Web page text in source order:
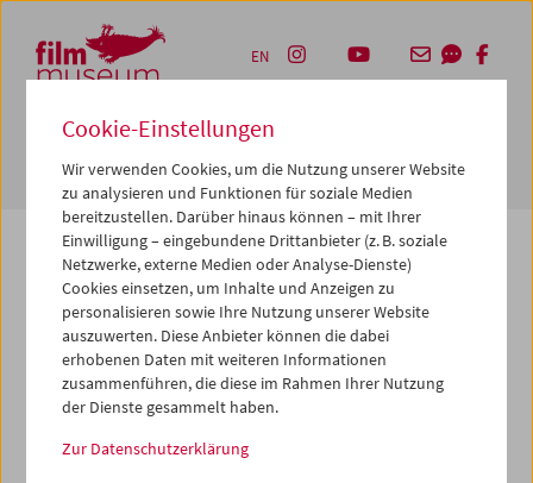
Zum Inhalt
Zum Hauptmenü
Zur Servicenavigation
Zum Suche
EN
Die von Ihnen angeforderte Seite konnte nicht
gefunden werden.
Gründe dafür könnten sein, dass Sie eine falsche oder
veraltete URL aufgerufen haben – bitte überprüfen Sie
Seite archiviert, verschoben oder umbenannt.
Cookie-Einstellungen
Wir verwenden Cookies, um die Nutzung unserer Website
zu analysieren und Funktionen für soziale Medien
bereitzustellen. Darüber hinaus können – mit Ihrer
Einwilligung – eingebundene Drittanbieter (z. B. soziale
Netzwerke, externe Medien oder Analyse-Dienste)
Cookies einsetzen, um Inhalte und Anzeigen zu
personalisieren sowie Ihre Nutzung unserer Website
auszuwerten. Diese Anbieter können die dabei
erhobenen Daten mit weiteren Informationen
zusammenführen, die diese im Rahmen Ihrer Nutzung
der Dienste gesammelt haben.
Zur Datenschutzerklärung